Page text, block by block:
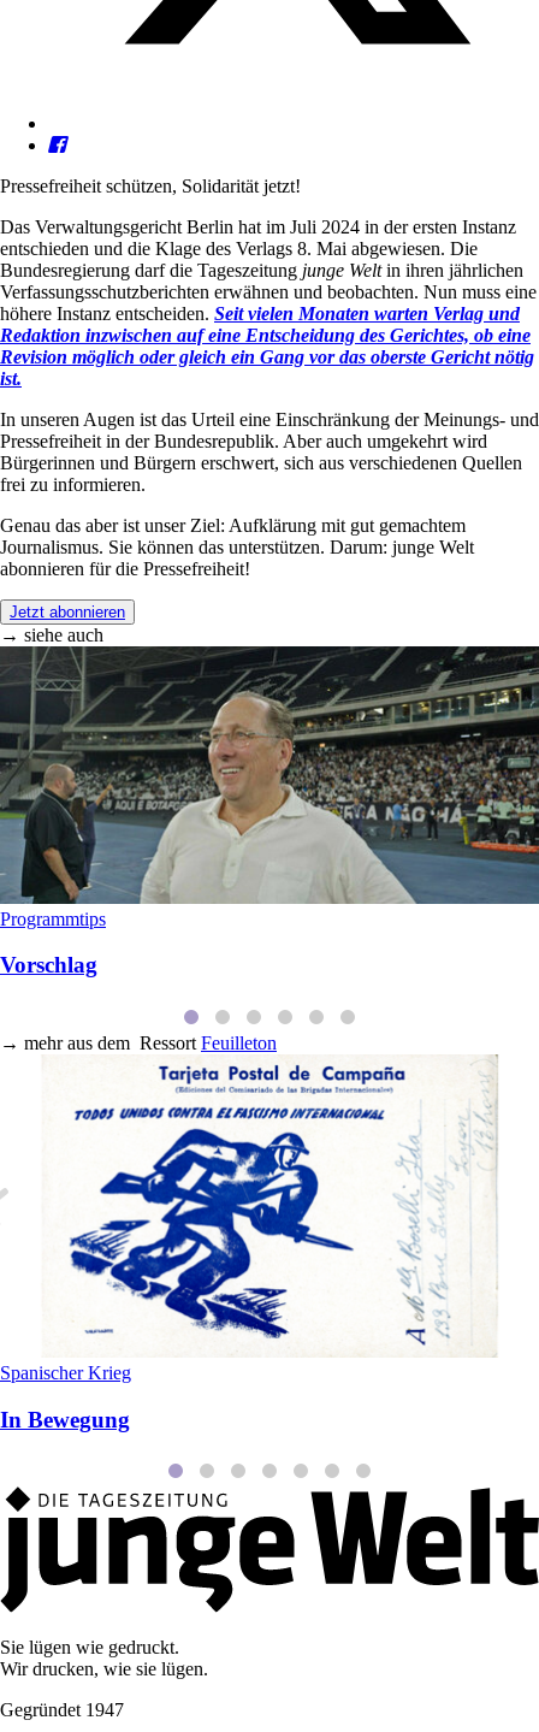
Pressefreiheit schützen, Solidarität jetzt!
Das Verwaltungsgericht Berlin hat im Juli 2024 in der ersten Instanz
entschieden und die Klage des Verlags 8. Mai abgewiesen. Die
Bundesregierung darf die Tageszeitung junge Weltin ihren jährlichen
Verfassungsschutzberichten erwähnen und beobachten. Nun muss eine
höhere Instanz entscheiden. Seit vielen Monaten warten Verlag und
Redaktion inzwischen auf eine Entscheidung des Gerichtes, ob eine
Revision möglich oder gleich ein Gang vor das oberste Gericht nötig
ist.
In unseren Augen ist das Urteil eine Einschränkung der Meinungs- und
Pressefreiheit in der Bundesrepublik. Aber auch umgekehrt wird
Bürgerinnen und Bürgern erschwert, sich aus verschiedenen Quellen
frei zu informieren.
Genau das aber ist unser Ziel: Aufklärung mit gut gemachtem
Journalismus. Sie können das unterstützen. Darum: junge Welt
abonnieren für die Pressefreiheit!
Jetzt abonnieren
→ siehe auch
Programmtips
Vorschlag
→ mehr aus dem Ressort Feuilleton
Spanischer Krieg
In Bewegung
Sie lügen wie gedruckt.
Wir drucken, wie sie lügen.
Gegründet 1947